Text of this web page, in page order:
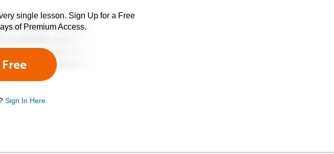
single lesson. Sign Up for a Free
of Premium Access.
Sign In Here